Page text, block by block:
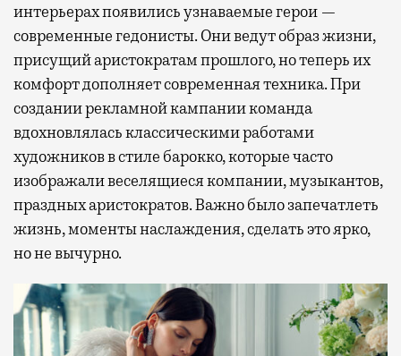
интерьерах появились узнаваемые герои —
современные гедонисты. Они ведут образ жизни,
присущий аристократам прошлого, но теперь их
комфорт дополняет современная техника. При
создании рекламной кампании команда
вдохновлялась классическими работами
художников в стиле барокко, которые часто
изображали веселящиеся компании, музыкантов,
праздных аристократов. Важно было запечатлеть
жизнь, моменты наслаждения, сделать это ярко,
но не вычурно.